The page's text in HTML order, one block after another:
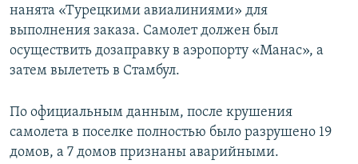
нанята «Турецкими авиалиниями» для
выполнения заказа. Самолет должен был
осуществить дозаправку в аэропорту «Манас», а
затем вылететь в Стамбул.
По официальным данным, после крушения
самолета в поселке полностью было разрушено 19
домов, а 7 домов признаны аварийными.